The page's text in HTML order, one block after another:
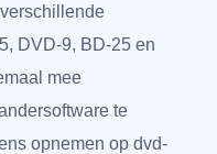
DVD-9, BD-25 en
mee
te
opnemen op dvd-